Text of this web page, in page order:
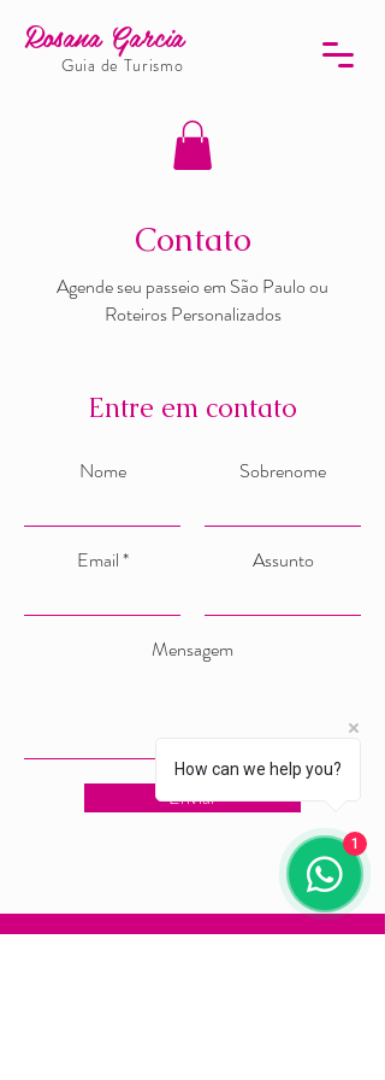
Rosana Garcia
Guia de Turismo
Contato
Agende seu passeio em São Paulo ou
Roteiros Personalizados
Entre em contato
Nome Sobrenome
Email Assunto
Mensagem
Enviar
How can we help you?
1